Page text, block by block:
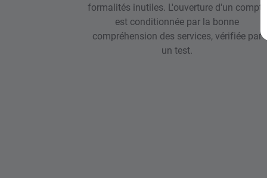
formalités inutiles. L'ouverture d'un compte
est conditionnée par la bonne
compréhension des services, vérifiée par
un test.